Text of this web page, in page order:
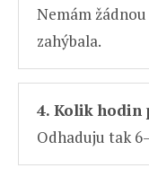
Nemám
zahýbala.
4. Kolik hodin
Odhaduju tak